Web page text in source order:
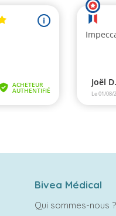
Bivea Médical
Qui sommes-nous ?